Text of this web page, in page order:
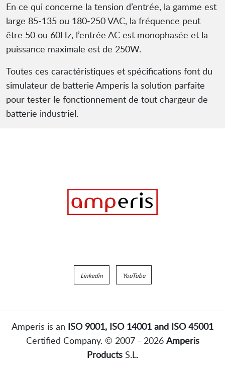
En ce qui concerne la tension d’entrée, la gamme est
large 85-135 ou 180-250 VAC, la fréquence peut
être 50 ou 60Hz, l’entrée AC est monophasée et la
puissance maximale est de 250W.
Toutes ces caractéristiques et spécifications font du
simulateur de batterie Amperis la solution parfaite
pour tester le fonctionnement de tout chargeur de
batterie industriel.
Linkedin YouTube
Amperis is an ISO 9001, ISO 14001 and ISO 45001
Certified Company. © 2007 - 2026 Amperis
ProductsS.L.